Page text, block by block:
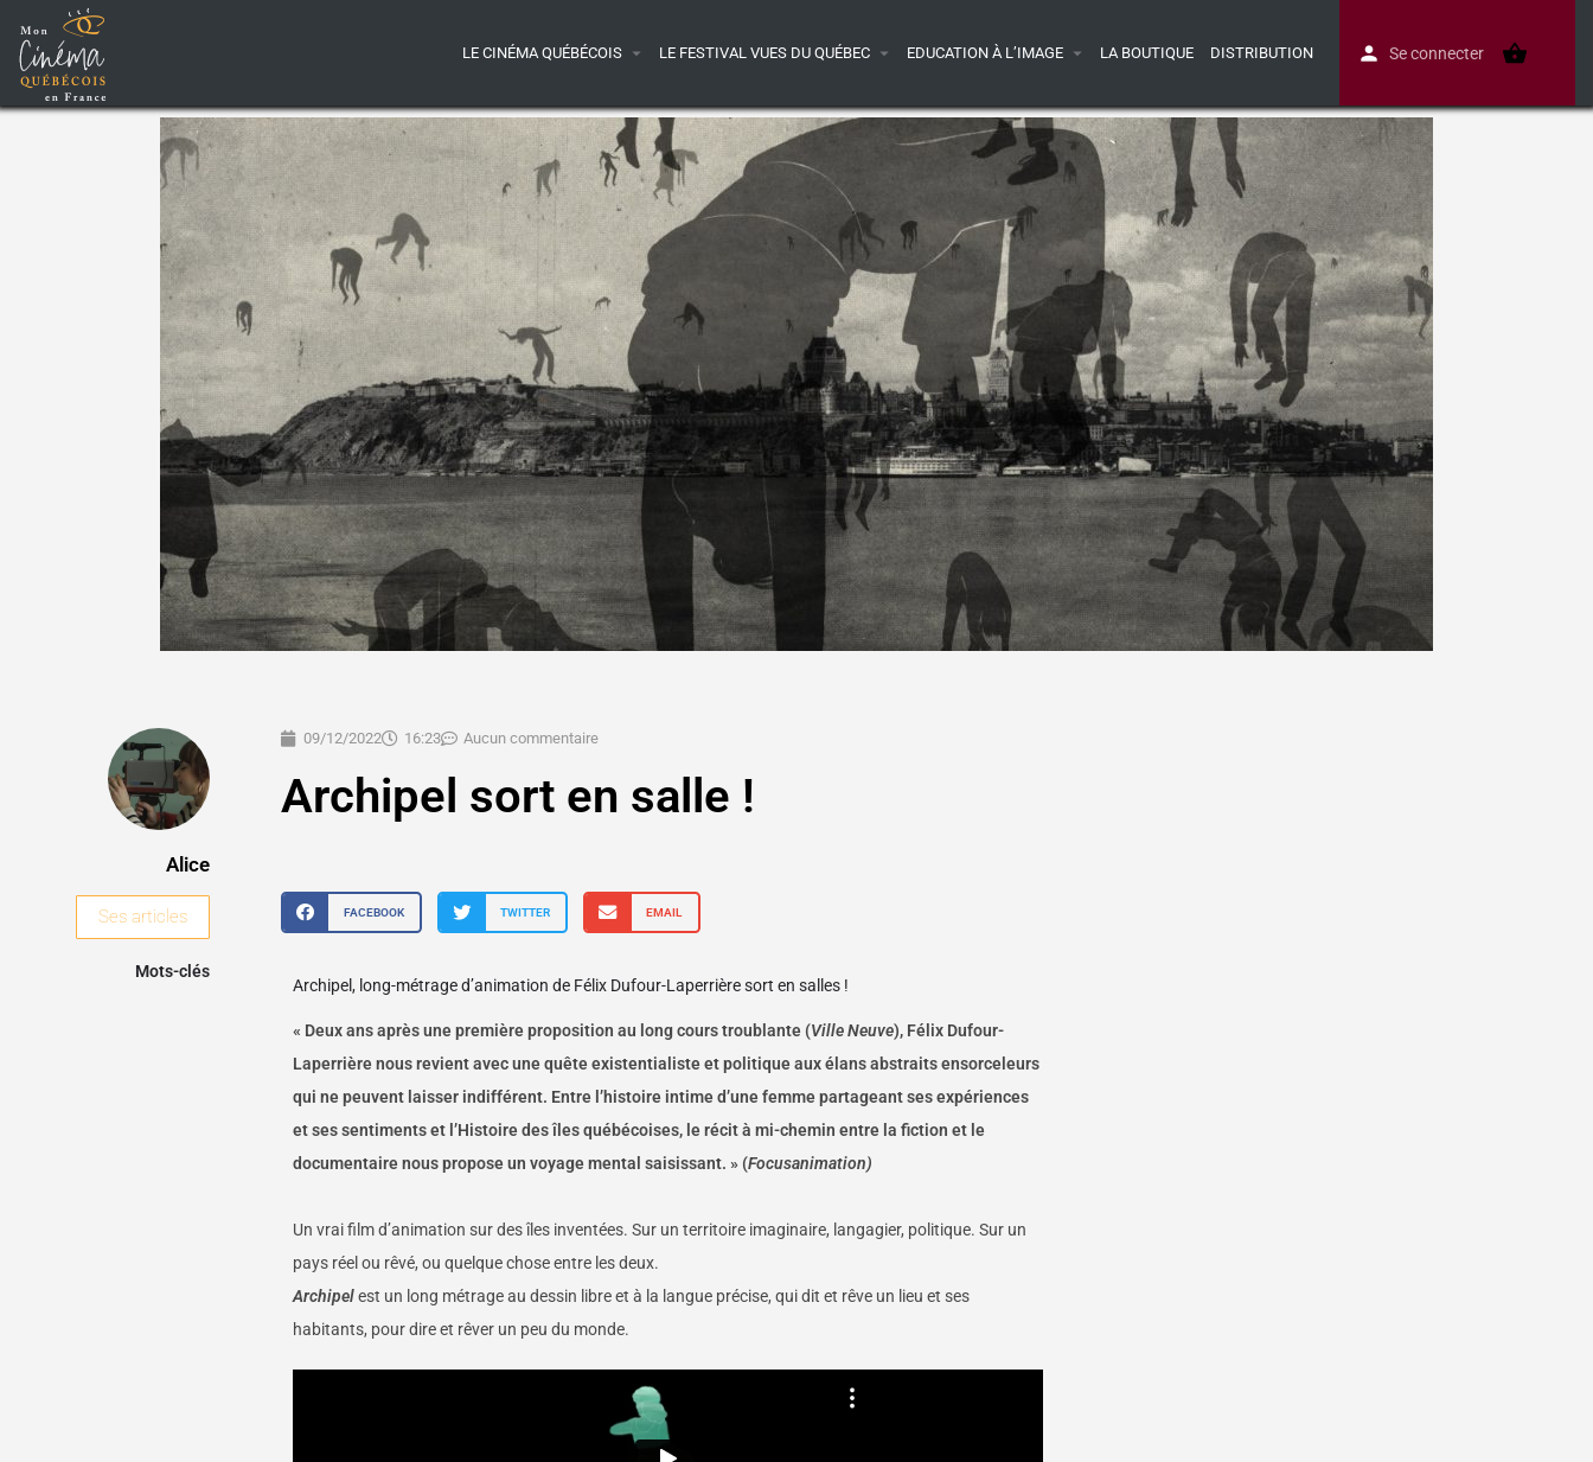
LE CINÉMA QUÉBÉCOIS LE FESTIVAL VUES DU QUÉBEC EDUCATION À L’IMAGE LA BOUTIQUE DISTRIBUTION Se connecter
Alice
Ses articles
Mots-clés
09/12/2022 16:23 Aucun commentaire
Archipel sort en salle !
FACEBOOK TWITTER EMAIL
Archipel, long-métrage d’animation de Félix Dufour-Laperrière sort en salles !
« Deux ans après une première proposition au long cours troublante (Ville Neuve), Félix Dufour-
Laperrière nous revient avec une quête existentialiste et politique aux élans abstraits ensorceleurs
qui ne peuvent laisser indifférent. Entre l’histoire intime d’une femme partageant ses expériences
et ses sentiments et l’Histoire des îles québécoises, le récit à mi-chemin entre la fiction et le
documentaire nous propose un voyage mental saisissant. » (Focusanimation)
Un vrai film d’animation sur des îles inventées. Sur un territoire imaginaire, langagier, politique. Sur un
pays réel ou rêvé, ou quelque chose entre les deux.
Archipel est un long métrage au dessin libre et à la langue précise, qui dit et rêve un lieu et ses
habitants, pour dire et rêver un peu du monde.